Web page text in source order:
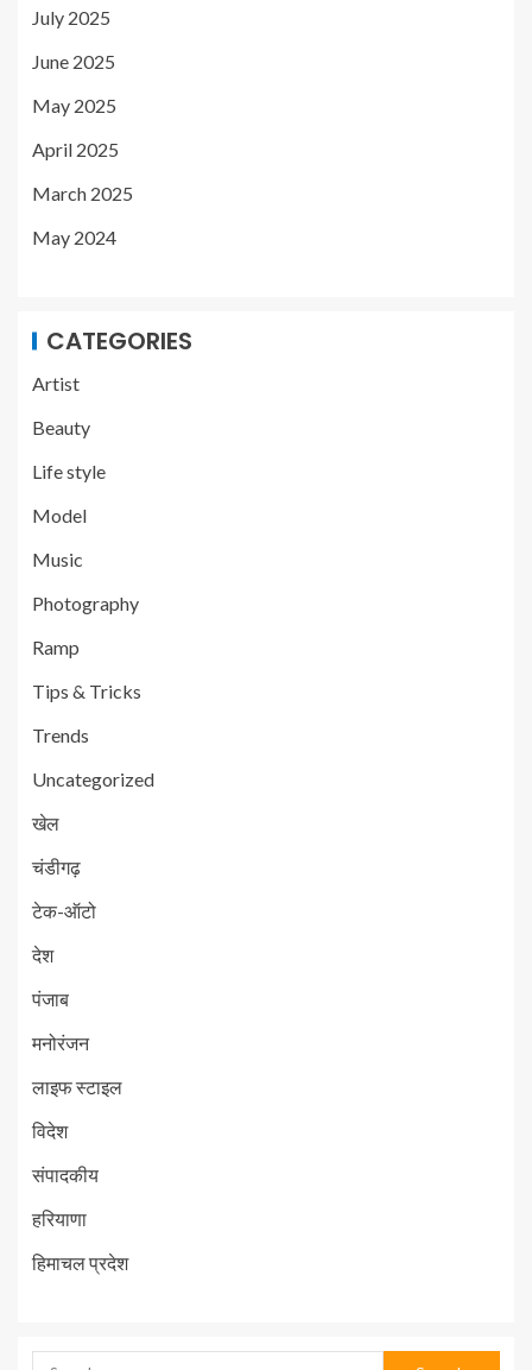
July 2025
June 2025
May 2025
April 2025
March 2025
May 2024
CATEGORIES
Artist
Beauty
Life style
Model
Music
Photography
Ramp
Tips & Tricks
Trends
Uncategorized
खेल
चंडीगढ़
टेक-ऑटो
देश
पंजाब
मनोरंजन
लाइफ स्टाइल
विदेश
संपादकीय
हरियाणा
हिमाचल प्रदेश